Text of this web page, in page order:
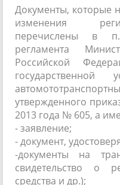
Документы, которые
изменения
перечислены в п.
регламента
Российской
государственной
утвержденного
2013 года № 605, а
- заявление;
- документ,
-документы на
свидетельство о
средства и др.);